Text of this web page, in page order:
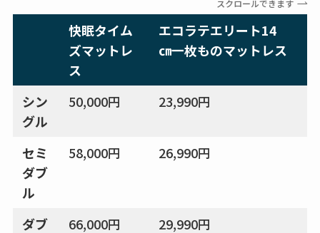
スクロールできます
快眠タイム
ズマットレ
ス
エコラテエリート14
㎝一枚ものマットレス
シン
グル
50,000円 23,990円
セミ
ダブ
ル
58,000円 26,990円
ダブ
66,000円 29,990円